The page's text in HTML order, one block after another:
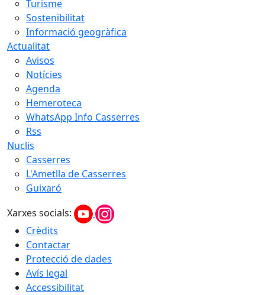
Turisme
Sostenibilitat
Informació geogràfica
Actualitat
Avisos
Notícies
Agenda
Hemeroteca
WhatsApp Info Casserres
Rss
Nuclis
Casserres
L'Ametlla de Casserres
Guixaró
Xarxes socials:
Crèdits
Contactar
Protecció de dades
Avís legal
Accessibilitat